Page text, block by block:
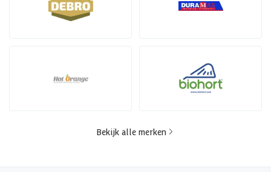
Bekijk alle merken